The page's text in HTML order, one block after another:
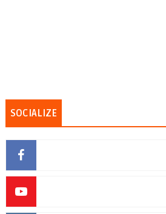
SOCIALIZE